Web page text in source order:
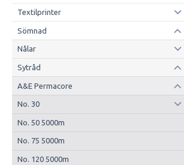
Textilprinter
Sömnad
Nålar
Sytråd
A&E Permacore
No. 30
No. 50 5000m
No. 75 5000m
No. 120 5000m